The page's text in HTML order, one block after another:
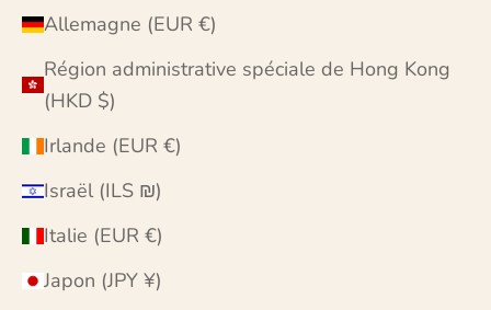
Allemagne (EUR €)
Région administrative spéciale de Hong Kong
(HKD $)
Irlande (EUR €)
Israël (ILS ₪)
Italie (EUR €)
Japon (JPY ¥)